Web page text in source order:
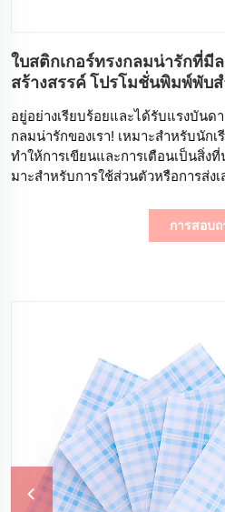
ใบสติกเกอร์ทรงกลมน่ารักที่มี
สร้างสรรค์ โปรโมชั่นพิมพ์พับ
อยู่อย่างเรียบร้อยและได้รับแรงบันด
กลมน่ารักของเรา! เหมาะสําหรับนัก
ทําให้การเขียนและการเตือนเป็นสิ่ง
มาะสําหรับการใช้ส่วนตัวหรือการส่งเ
การสอบถ